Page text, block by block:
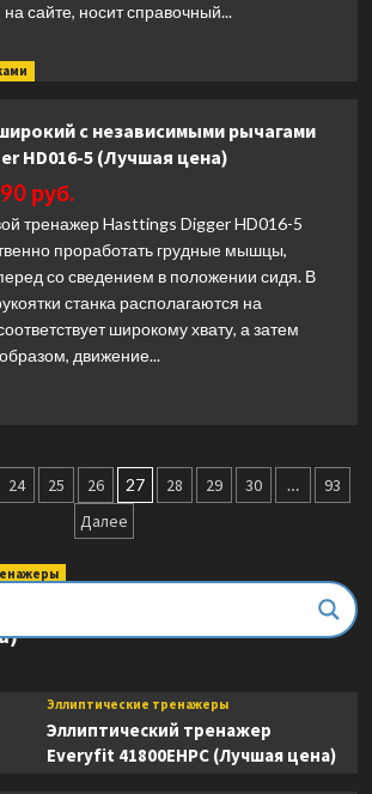
сайте, носит справочный...
с независимыми рычагами
HD016-5 (Лучшая цена)
руб.
тренажер Hasttings Digger HD016-5
проработать грудные мышцы,
со сведением в положении сидя. В
станка располагаются на
широкому хвату, а затем
движение...
24 25 26 27 28 29 30 …
93
Далее
тренажер DFC E8745T
Эллиптические тренажеры
Эллиптический тренажер
Everyfit 41800EHPC (Лучшая цена)